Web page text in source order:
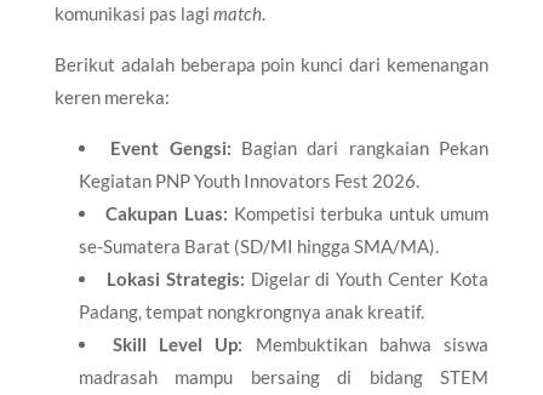
komunikasi pas lagi match.
Berikut adalah beberapa poin kunci dari kemenangan
keren mereka:
Event Gengsi: Bagian dari rangkaian Pekan
Kegiatan PNP Youth Innovators Fest 2026.
Cakupan Luas: Kompetisi terbuka untuk umum
se-Sumatera Barat (SD/MI hingga SMA/MA).
Lokasi Strategis: Digelar di Youth Center Kota
Padang, tempat nongkrongnya anak kreatif.
Skill Level Up: Membuktikan bahwa siswa
madrasah mampu bersaing di bidang STEM